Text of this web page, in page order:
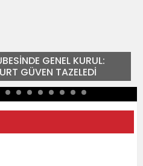
GENEL KURUL:
GÜVEN TAZELEDİ